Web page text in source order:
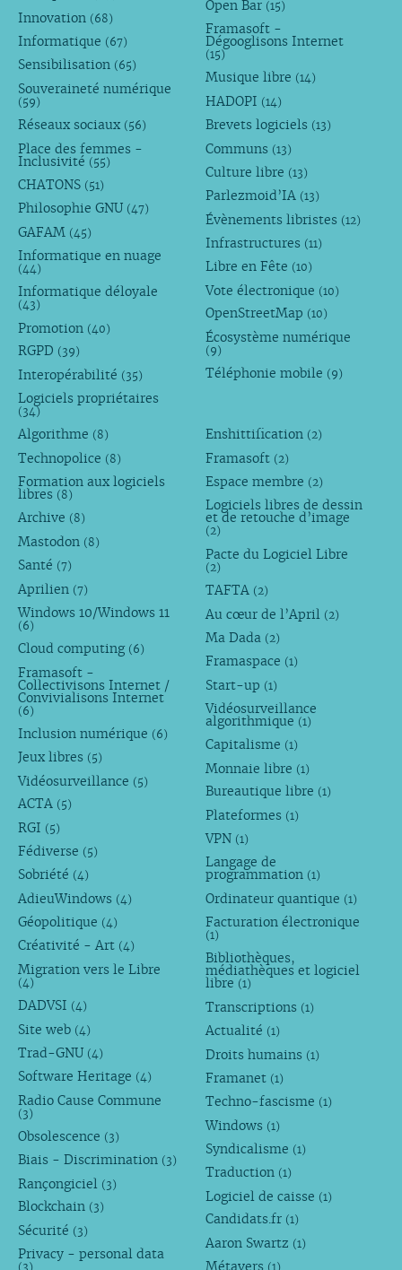
Innovation (68)
Informatique (67)
Sensibilisation (65)
Souveraineté numérique
(59)
Réseaux sociaux (56)
Place des femmes -
Inclusivité (55)
CHATONS (51)
Philosophie GNU (47)
GAFAM (45)
Informatique en nuage
(44)
Informatique déloyale
(43)
Promotion (40)
RGPD (39)
Interopérabilité (35)
Logiciels propriétaires
(34)
Open Bar (15)
Framasoft -
Dégooglisons Internet
(15)
Musique libre (14)
HADOPI (14)
Brevets logiciels (13)
Communs (13)
Culture libre (13)
Parlezmoid’IA (13)
Évènements libristes (12)
Infrastructures (11)
Libre en Fête (10)
Vote électronique (10)
OpenStreetMap (10)
Écosystème numérique
(9)
Téléphonie mobile (9)
Algorithme (8)
Technopolice (8)
Formation aux logiciels
libres (8)
Archive (8)
Mastodon (8)
Santé (7)
Aprilien (7)
Windows 10/Windows 11
(6)
Cloud computing (6)
Framasoft -
Collectivisons Internet /
Convivialisons Internet
(6)
Inclusion numérique (6)
Jeux libres (5)
Vidéosurveillance (5)
ACTA (5)
RGI (5)
Fédiverse (5)
Sobriété (4)
AdieuWindows (4)
Géopolitique (4)
Créativité - Art (4)
Migration vers le Libre
(4)
DADVSI (4)
Site web (4)
Trad-GNU (4)
Software Heritage (4)
Radio Cause Commune
(3)
Obsolescence (3)
Biais - Discrimination (3)
Rançongiciel (3)
Blockchain (3)
Sécurité (3)
Privacy - personal data
(3)
Enshittification (2)
Framasoft (2)
Espace membre (2)
Logiciels libres de dessin
et de retouche d’image
(2)
Pacte du Logiciel Libre
(2)
TAFTA (2)
Au cœur de l’April (2)
Ma Dada (2)
Framaspace (1)
Start-up (1)
Vidéosurveillance
algorithmique (1)
Capitalisme (1)
Monnaie libre (1)
Bureautique libre (1)
Plateformes (1)
VPN (1)
Langage de
programmation (1)
Ordinateur quantique (1)
Facturation électronique
(1)
Bibliothèques,
médiathèques et logiciel
libre (1)
Transcriptions (1)
Actualité (1)
Droits humains (1)
Framanet (1)
Techno-fascisme (1)
Windows (1)
Syndicalisme (1)
Traduction (1)
Logiciel de caisse (1)
Candidats.fr (1)
Aaron Swartz (1)
(1)